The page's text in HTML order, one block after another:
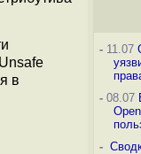
в
-11.07
-08.07
-